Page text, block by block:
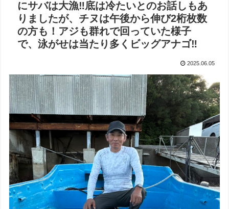
にサバは大漁‼︎底は冷たいとのお話しもあ
りましたが、チヌは午後から伸び2桁枚数
の方も！アジも群れで回っていた様子
で、泳がせは当たり多くビッグアナゴ‼︎
2025.06.05